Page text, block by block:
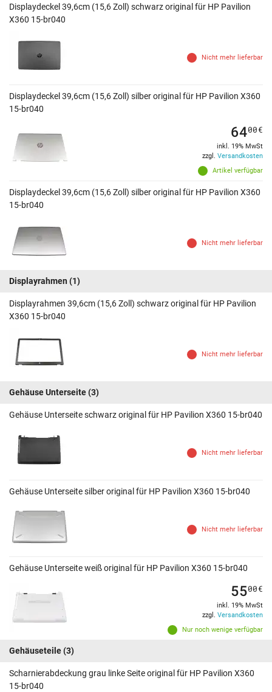
Displaydeckel 39,6cm (15,6 Zoll) schwarz original für HP Pavilion
X360 15-br040
Nicht mehr lieferbar
Displaydeckel 39,6cm (15,6 Zoll) silber original für HP Pavilion X360
15-br040
Artikel verfügbar
6400€
inkl. 19% MwSt
zzgl. Versandkosten
Displaydeckel 39,6cm (15,6 Zoll) silber original für HP Pavilion X360
15-br040
Nicht mehr lieferbar
Displayrahmen (1)
Displayrahmen 39,6cm (15,6 Zoll) schwarz original für HP Pavilion
X360 15-br040
Nicht mehr lieferbar
Gehäuse Unterseite(3)
Gehäuse Unterseite schwarz original für HP Pavilion X360 15-br040
Nicht mehr lieferbar
Gehäuse Unterseite silber original für HP Pavilion X360 15-br040
Nicht mehr lieferbar
Gehäuse Unterseite weiß original für HP Pavilion X360 15-br040
Nur noch wenige verfügbar
5500€
inkl. 19% MwSt
zzgl. Versandkosten
Gehäuseteile(3)
Scharnierabdeckung grau linke Seite original für HP Pavilion X360
15-br040